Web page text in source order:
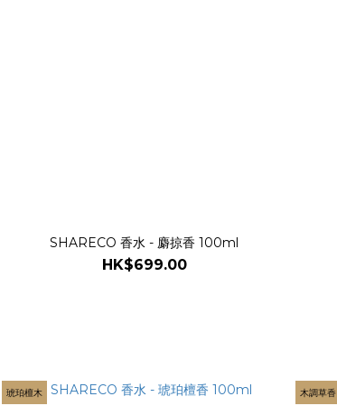
SHARECO 香水 - 麝掠香 100ml
HK$699.00
琥珀檀木 木調草香